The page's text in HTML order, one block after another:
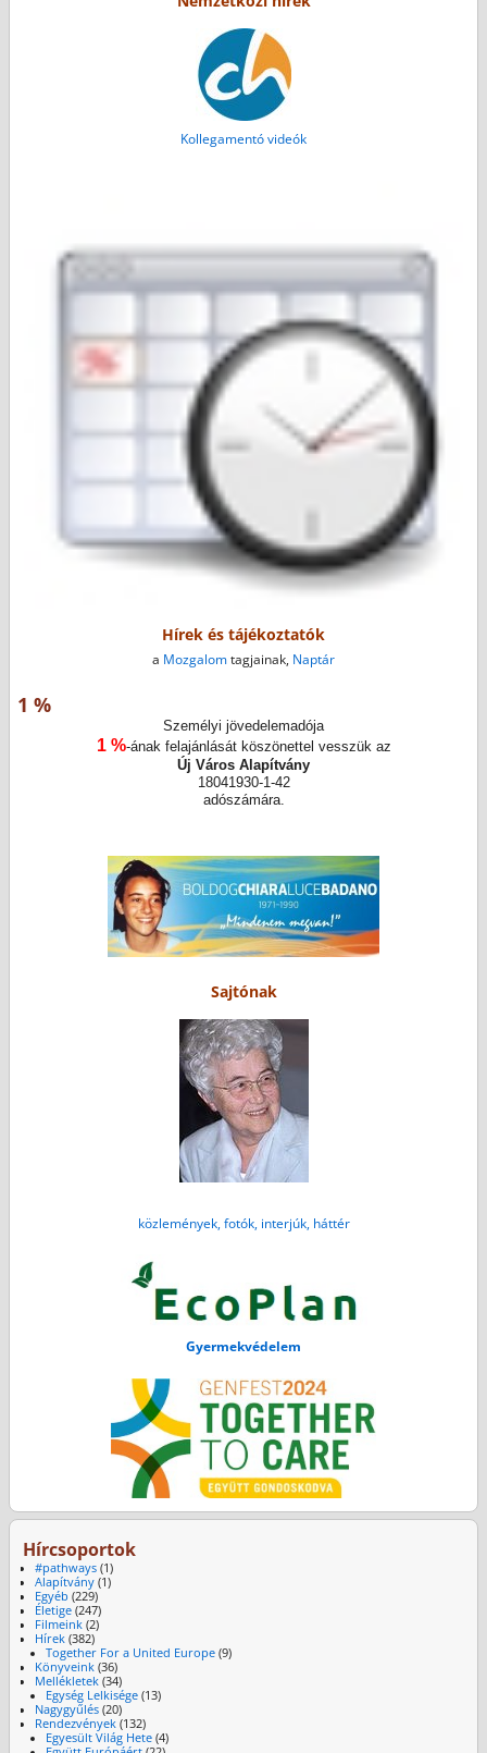
Kollegamentó videók
Hírek és tájékoztatók
a Mozgalomtagjainak, Naptár
1 %
Személyi jövedelemadója
1 %-ának felajánlását köszönettel vesszük az
Új Város Alapítvány
18041930-1-42
adószámára.
Sajtónak
közlemények, fotók, interjúk, háttér
Gyermekvédelem
Hírcsoportok
#pathways(1)
Alapítvány(1)
Egyéb (229)
Életige(247)
Filmeink(2)
Hírek(382)
Together For a United Europe (9)
Könyveink(36)
Mellékletek(34)
Egység Lelkisége (13)
Nagygyűlés(20)
Rendezvények(132)
Egyesült Világ Hete (4)